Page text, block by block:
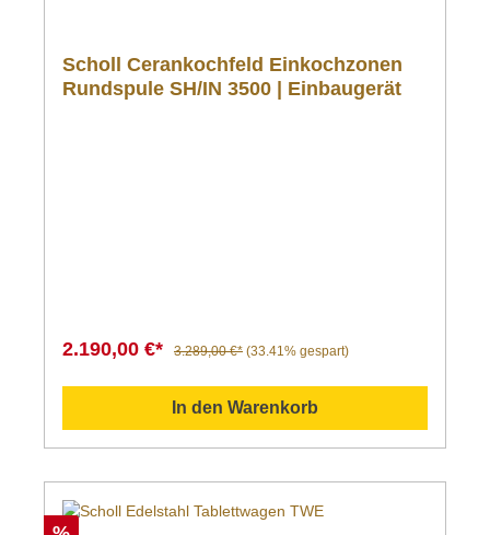
Scholl Cerankochfeld Einkochzonen
Rundspule SH/IN 3500 | Einbaugerät
2.190,00 €* 3.289,00 €* (33.41% gespart)
In den Warenkorb